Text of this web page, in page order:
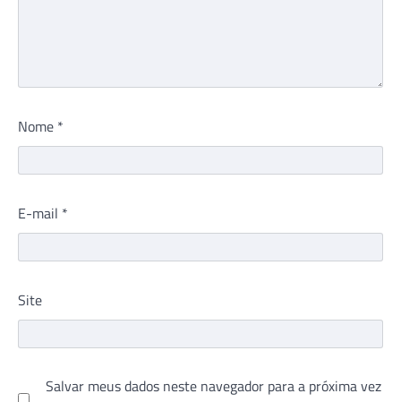
Nome *
E-mail *
Site
Salvar meus dados neste navegador para a próxima vez